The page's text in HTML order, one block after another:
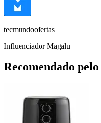
tecmundoofertas
Influenciador Magalu
Recomendado